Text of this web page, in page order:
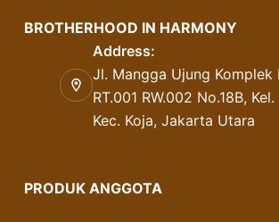
BROTHERHOOD IN HARMONY
Address:
Jl. Mangga Ujung Komplek
RT.001 RW.002 No.18B,
Kec. Koja, Jakarta Utara
PRODUK ANGGOTA